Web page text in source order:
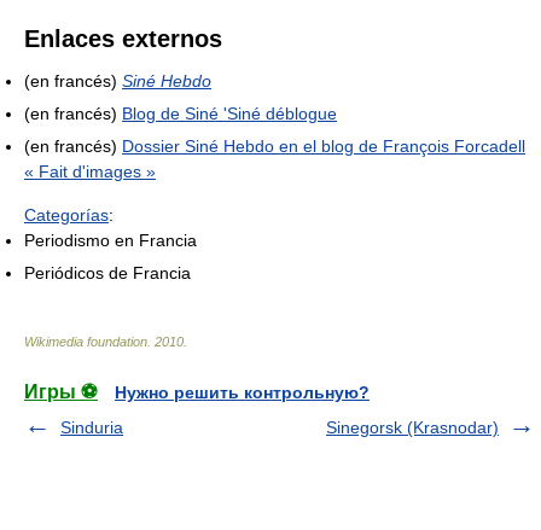
Enlaces externos
(en francés) Siné Hebdo
(en francés) Blog de Siné 'Siné déblogue
(en francés) Dossier Siné Hebdo en el blog de François Forcadell
« Fait d'images »
Categorías:
Periodismo en Francia
Periódicos de Francia
Wikimedia foundation 2010
Игры ⚽
Нужно решить контрольную?
Sinduria
Sinegorsk (Krasnodar)